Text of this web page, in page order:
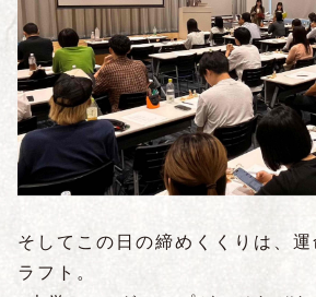
そしてこの日の締めくくりは、
ラフト。